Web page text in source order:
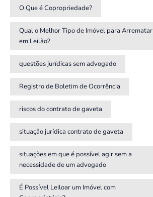
O Que é Copropriedade?
Qual o Melhor Tipo de Imóvel para Arrematar
em Leilão?
questões jurídicas sem advogado
Registro de Boletim de Ocorrência
riscos do contrato de gaveta
situação jurídica contrato de gaveta
situações em que é possível agir sem a
necessidade de um advogado
É Possível Leiloar um Imóvel com